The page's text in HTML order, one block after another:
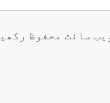
سائٹ محفوظ